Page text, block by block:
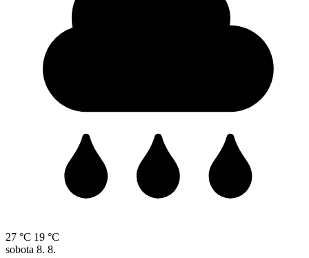
27 °C 19 °C
sobota 8. 8.